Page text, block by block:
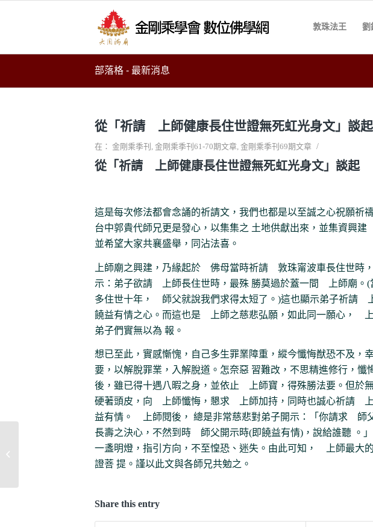
敦珠法王 劉
部落格 - 最新消息
從「祈請 上師健康長住世證無死虹光身文」談起
在： 金剛乘季刊 , 金剛乘季刊61-70期文章, 金剛乘季刊69期文章 /
從「祈請 上師健康長住世證無死虹光身文」談起
這是每次修法都會念誦的祈請文，我們也都是以至誠之心祝願祈
台中郭貴代師兄更是發心，以集集之 土地供獻出來，並集資興
並希望大家共襄盛舉，同沾法喜。
上師廟之興建，乃緣起於 佛母當時祈請 敦珠甯波車長住世時
示：弟子欲請 上師長住世時，最殊 勝莫過於蓋一間 上師廟。
多住世十年， 師父就說我們求得太短了。)這也顯示弟子祈請
饒益有情之心。而這也是 上師之慈悲弘願，如此同一願心， 上
弟子們實無以為 報。
想已至此，實感慚愧，自己多生罪業障重，縱今懺悔猷恐不及
要，以解脫罪業，入解脫道。怎奈惡 習難改，不思精進修行，懺
後，雖已得十遇八暇之身，並依止 上師寶，得殊勝法要。但於
硬著頭皮，向 上師懺悔，懇求 上師加持，同時也誠心祈請 上
益有情。 上師閱後， 總是非常慈悲對弟子開示：「你請求 師
長壽之決心，不然到時 師父開示時(即饒益有情)，說給誰聽 。
一盞明燈，指引方向，不至惶恐、迷失。由此可知， 上師最大
證菩 提。謹以此文與各師兄共勉之。
Share this entry
密咒道十基礎及甚深口訣乘教授答問